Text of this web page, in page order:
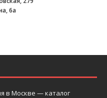
6а
в Москве — каталог